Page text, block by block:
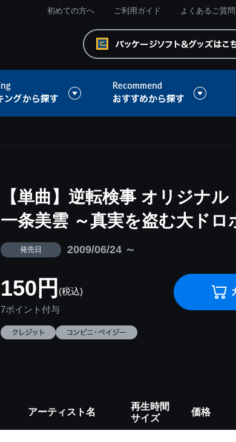
初めての方へ ご利用ガイド よくあるご質問
【単曲】逆転検事 オリジナ
一条美雲 ～真実を盗む大ドロ
発売日 2009/06/24 ～
150円 (税込)
7ポイント付与
アーティスト名
再生時間
サイズ
価格